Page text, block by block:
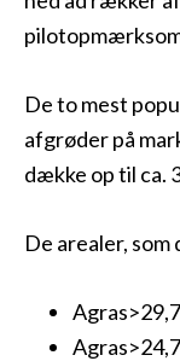
De to mest
afgrøder på
dække op til ca.
De arealer,